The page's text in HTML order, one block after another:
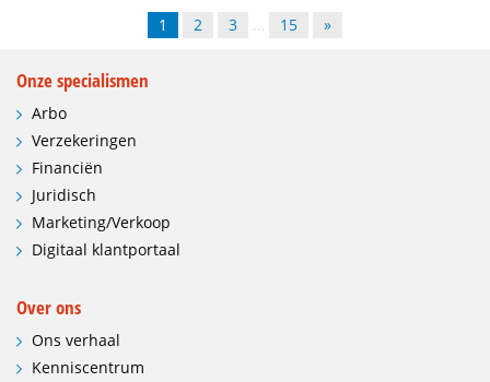
1 2 3 … 15 »
Onze specialismen
Arbo
Verzekeringen
Financiën
Juridisch
Marketing/Verkoop
Digitaal klantportaal
Over ons
Ons verhaal
Kenniscentrum